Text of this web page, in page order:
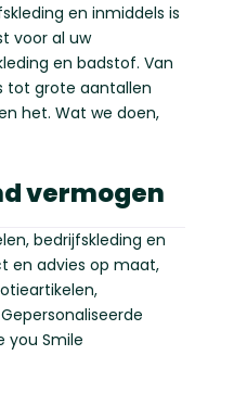
en inmiddels is
voor al uw
en badstof. Van
tot grote aantallen
het. Wat we doen,
vermogen
bedrijfskleding en
en advies op maat,
you Smile